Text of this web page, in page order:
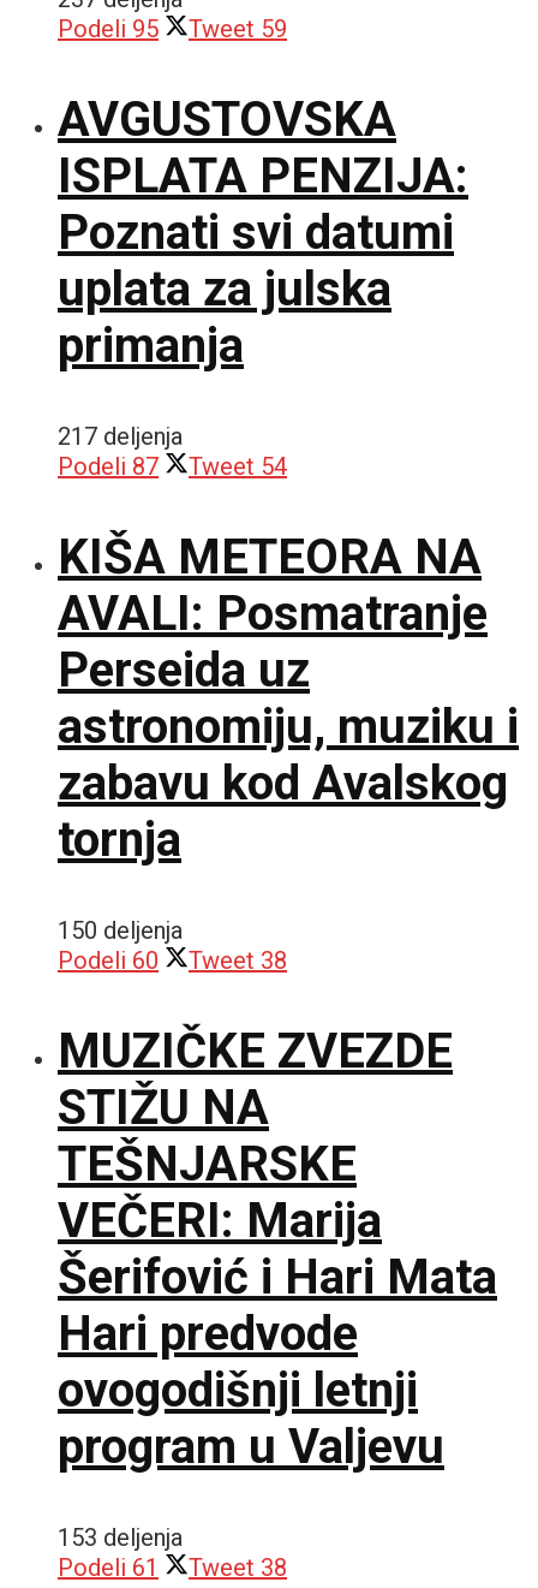
Podeli 95 Tweet 59
AVGUSTOVSKA
ISPLATA PENZIJA:
Poznati svi datumi
uplata za julska
primanja
217 deljenja
Podeli 87 Tweet 54
KIŠA METEORA NA
AVALI: Posmatranje
Perseida uz
astronomiju, muziku i
zabavu kod Avalskog
tornja
150 deljenja
Podeli 60 Tweet 38
MUZIČKE ZVEZDE
STIŽU NA
TEŠNJARSKE
VEČERI: Marija
Šerifović i Hari Mata
Hari predvode
ovogodišnji letnji
program u Valjevu
153 deljenja
Podeli 61 Tweet 38